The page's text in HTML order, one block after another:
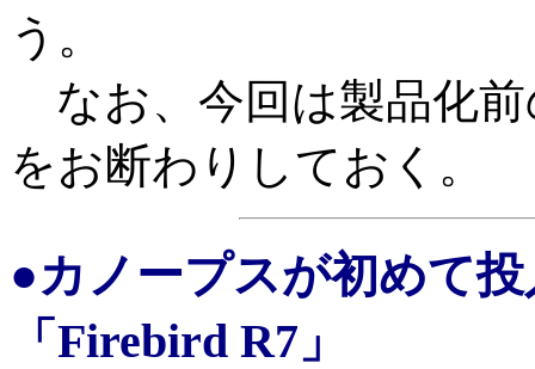
う。
なお、今回は製品化
をお断わりしておく。
●カノープスが初めて
「Firebird R7」